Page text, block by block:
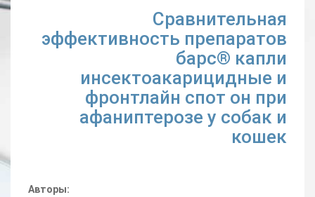
Сравнительная
эффективность препаратов
барс® капли
инсектоакарицидные и
фронтлайн спот он при
афаниптерозе у собак и
кошек
Авторы: